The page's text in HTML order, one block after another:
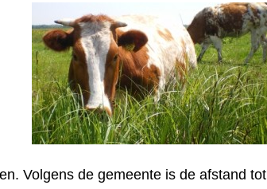
Volgens de gemeente is de afstand tot